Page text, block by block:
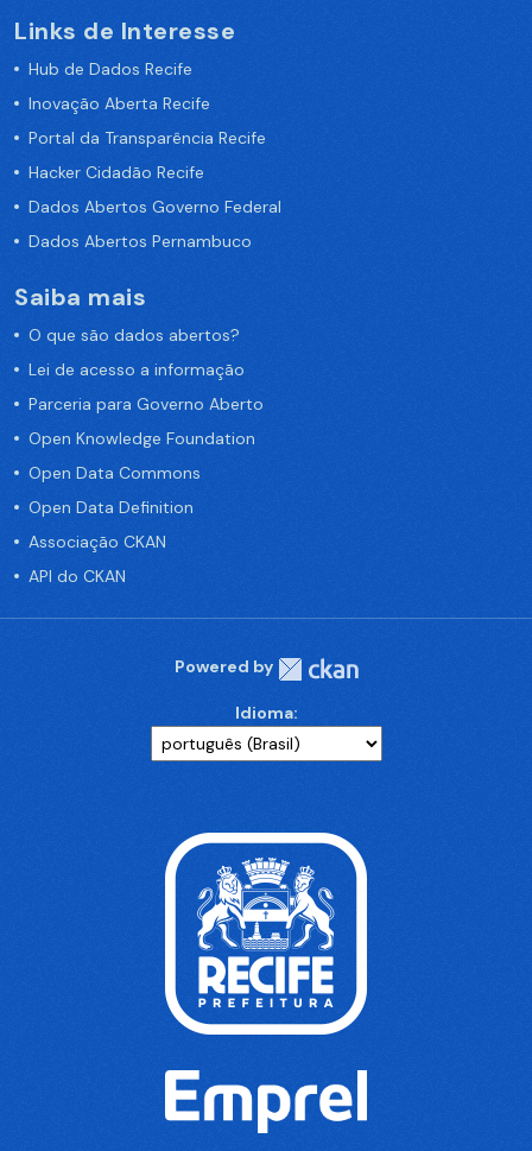
Links de Interesse
Hub de Dados Recife
Inovação Aberta Recife
Portal da Transparência Recife
Hacker Cidadão Recife
Dados Abertos Governo Federal
Dados Abertos Pernambuco
Saiba mais
O que são dados abertos?
Lei de acesso a informação
Parceria para Governo Aberto
Open Knowledge Foundation
Open Data Commons
Open Data Definition
Associação CKAN
API do CKAN
Powered by
Idioma